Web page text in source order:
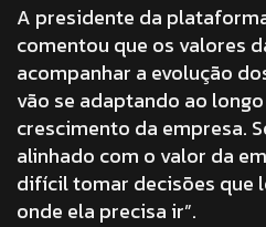
A presidente da
comentou que os valores
acompanhar a evolução
vão se adaptando ao
crescimento da empresa.
alinhado com o valor da
difícil tomar decisões que
onde ela precisa ir”.